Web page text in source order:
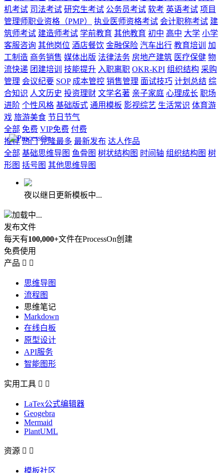
机考试 司法考试 研究生考试 公务员考试 软考 英语考试 项目
管理师职业资格（PMP）
执业医师资格考试 会计职称考试 建
筑师考试 建造师考试 学前教育 其他教育 初中 高中 大学 小学
客服咨询 其他岗位 酒店餐饮 金融保险 汽车出行 教育培训
加
工制造 商务销售 媒体出版 法律法务 房地产建筑 医疗保健 物
流快递 团建培训 技能提升 入职离职 OKR-KPI 组织结构 采购
管理 会议纪要 SOP 成本管控 销售管理 面试技巧 计划总结 综
合知识 人文历史 投资理财 文学名著 亲子家庭 心理成长 职场
进阶 个性风格 基础版式 通用模板 影视综艺 生活常识 体育游
戏 旅游美食 节日节气
全部 免费 VIP免费 付费
推荐 热门 克隆最多 最新发布 达人作品
全部 基础思维导图 鱼骨图 树状结构图 时间轴 组织结构图 树
形图 括号图 其他思维导图
夜以继日更新模板中...
加载中...
发布文件
每天有100,000+文件在ProcessOn创建
免费使用
产品  
思维导图
流程图
思维笔记
Markdown
在线白板
原型设计
API服务
智能图形
实用工具  
LaTex公式编辑器
Geogebra
Mermaid
PlantUML
资源  
模板社区